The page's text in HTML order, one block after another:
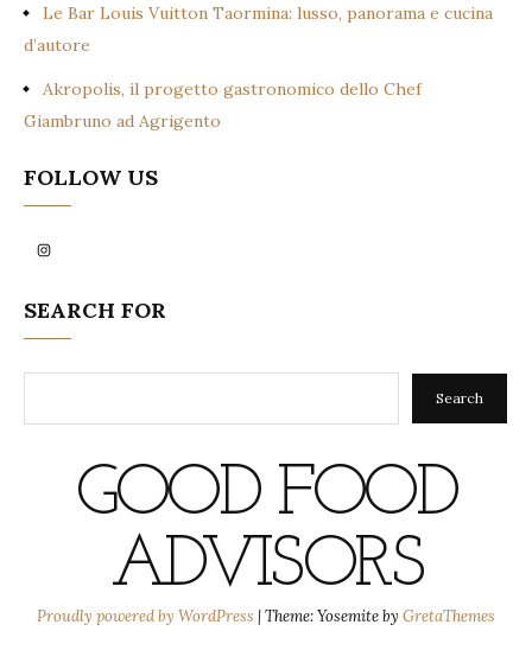
Le Bar Louis Vuitton Taormina: lusso, panorama e cucina
d’autore
Akropolis, il progetto gastronomico dello Chef
Giambruno ad Agrigento
FOLLOW US
Instagram
SEARCH FOR
Search
GOOD FOOD
ADVISORS
Proudly powered by WordPress |Theme: Yosemite by GretaThemes